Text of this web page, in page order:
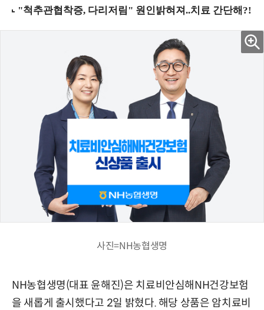
사진=NH농협생명
NH농협생명(대표 윤해진)은 치료비안심해NH건강보험
을 새롭게 출시했다고 2일 밝혔다. 해당 상품은 암치료비